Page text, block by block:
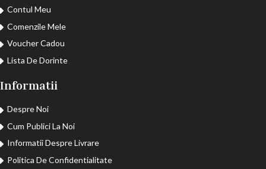
Contul Meu
Comenzile Mele
Voucher Cadou
Lista De Dorinte
Informatii
Despre Noi
Cum Publici La Noi
Informatii Despre Livrare
Politica De Confidentialitate